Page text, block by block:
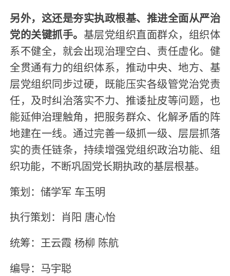
另外，这还是夯实执政根基、推进全面从严治
党的关键抓手。 基层党组织直面群众，组织体
系不健全，就会出现治理空白、责任虚化。健
全贯通有力的组织体系，推动中央、地方、基
层党组织同步过硬，既能压实各级管党治党责
任，及时纠治落实不力、推诿扯皮等问题，也
能延伸治理触角，把服务群众、化解矛盾的阵
地建在一线。通过完善一级抓一级、层层抓落
实的责任链条，持续增强党组织政治功能、组
织功能，不断巩固党长期执政的基层根基。
策划：储学军 车玉明
执行策划：肖阳 唐心怡
统筹：王云霞 杨柳 陈航
编导：马宇聪